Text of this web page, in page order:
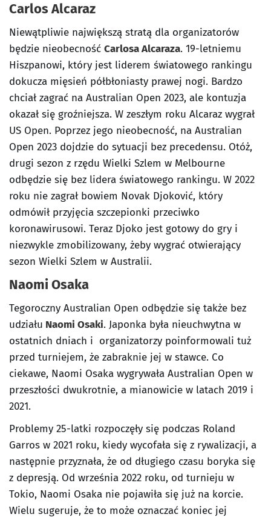
Carlos Alcaraz
Niewątpliwie największą stratą dla organizatorów
będzie nieobecność Carlosa Alcaraza. 19-letniemu
Hiszpanowi, który jest liderem światowego rankingu
dokucza mięsień półbłoniasty prawej nogi. Bardzo
chciał zagrać na Australian Open 2023, ale kontuzja
okazał się groźniejsza. W zeszłym roku Alcaraz wygrał
US Open. Poprzez jego nieobecność, na Australian
Open 2023 dojdzie do sytuacji bez precedensu. Otóż,
drugi sezon z rzędu Wielki Szlem w Melbourne
odbędzie się bez lidera światowego rankingu. W 2022
roku nie zagrał bowiem Novak Djoković, który
odmówił przyjęcia szczepionki przeciwko
koronawirusowi. Teraz Djoko jest gotowy do gry i
niezwykle zmobilizowany, żeby wygrać otwierający
sezon Wielki Szlem w Australii.
Naomi Osaka
Tegoroczny Australian Open odbędzie się także bez
udziału Naomi Osaki. Japonka była nieuchwytna w
ostatnich dniach i organizatorzy poinformowali tuż
przed turniejem, że zabraknie jej w stawce. Co
ciekawe, Naomi Osaka wygrywała Australian Open w
przeszłości dwukrotnie, a mianowicie w latach 2019 i
2021.
Problemy 25-latki rozpoczęły się podczas Roland
Garros w 2021 roku, kiedy wycofała się z rywalizacji, a
następnie przyznała, że od długiego czasu boryka się
z depresją. Od września 2022 roku, od turnieju w
Tokio, Naomi Osaka nie pojawiła się już na korcie.
Wielu sugeruje, że to może oznaczać koniec jej